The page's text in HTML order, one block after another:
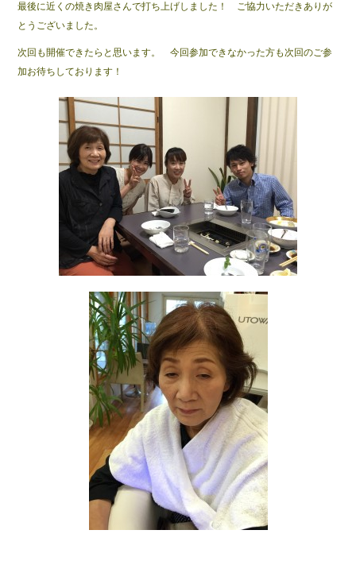
最後に近くの焼き肉屋さんで打ち上げしました！ ご協力いただきありが
とうございました。
次回も開催できたらと思います。 今回参加できなかった方も次回のご参
加お待ちしております！